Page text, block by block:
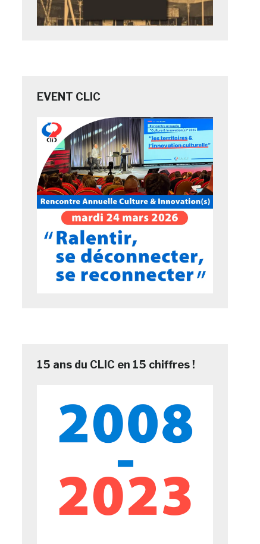
EVENT CLIC
15 ans du CLIC en 15 chiffres !